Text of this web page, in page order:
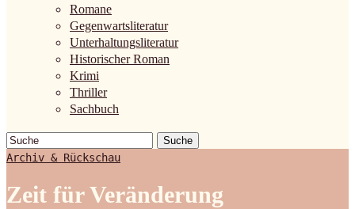
Romane
Gegenwartsliteratur
Unterhaltungsliteratur
Historischer Roman
Krimi
Thriller
Sachbuch
Suche
Archiv & Rückschau
Zeit für Veränderung